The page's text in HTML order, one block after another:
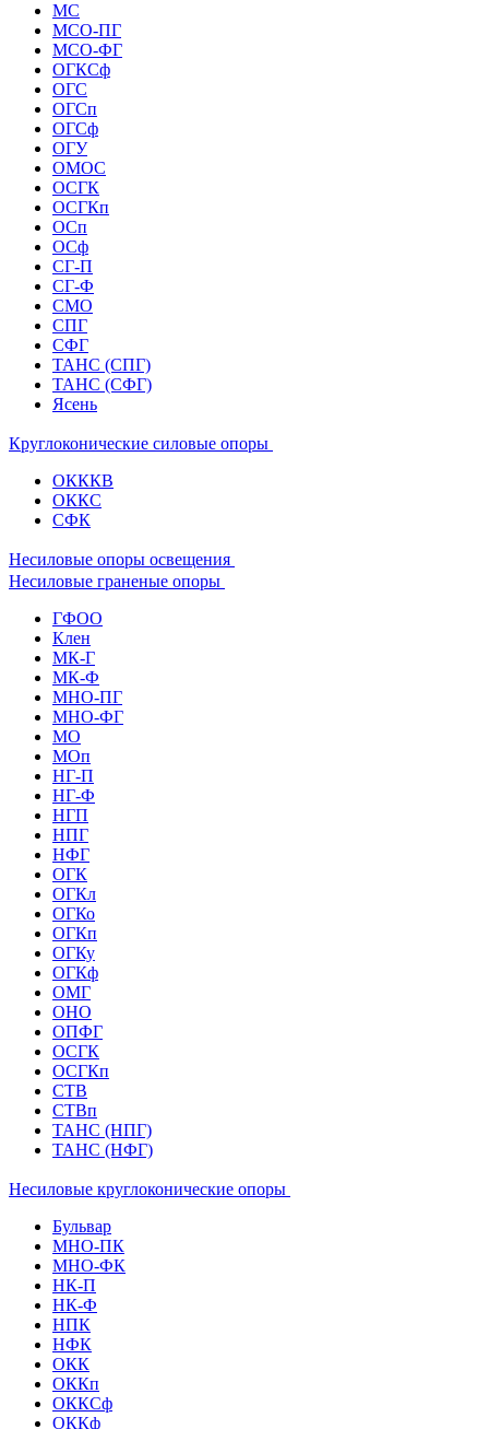
МС
МСО-ПГ
МСО-ФГ
ОГКСф
ОГС
ОГСп
ОГСф
ОГУ
ОМОС
ОСГК
ОСГКп
ОСп
ОСф
СГ-П
СГ-Ф
СМО
СПГ
СФГ
ТАНС (СПГ)
ТАНС (СФГ)
Ясень
Круглоконические силовые опоры
ОКККВ
ОККС
СФК
Несиловые опоры освещения
Несиловые граненые опоры
ГФОО
Клен
МК-Г
МК-Ф
МНО-ПГ
МНО-ФГ
МО
МОп
НГ-П
НГ-Ф
НГП
НПГ
НФГ
ОГК
ОГКл
ОГКо
ОГКп
ОГКу
ОГКф
ОМГ
ОНО
ОПФГ
ОСГК
ОСГКп
СТВ
СТВп
ТАНС (НПГ)
ТАНС (НФГ)
Несиловые круглоконические опоры
Бульвар
МНО-ПК
МНО-ФК
НК-П
НК-Ф
НПК
НФК
ОКК
ОККп
ОККСф
ОККф